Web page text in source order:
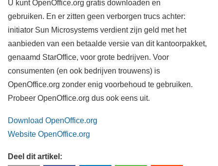
U kunt OpenOffice.org gratis downloaden en
gebruiken. En er zitten geen verborgen trucs achter:
initiator Sun Microsystems verdient zijn geld met het
aanbieden van een betaalde versie van dit kantoorpakket,
genaamd StarOffice, voor grote bedrijven. Voor
consumenten (en ook bedrijven trouwens) is
OpenOffice.org zonder enig voorbehoud te gebruiken.
Probeer OpenOffice.org dus ook eens uit.
Download OpenOffice.org
Website OpenOffice.org
Deel dit artikel: